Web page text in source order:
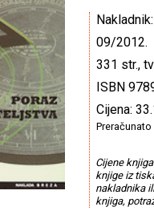
Nakladnik:
09/2012.
331 str.,
ISBN
Cijena:
Cijene
knjige iz
nakladnika
knjiga,